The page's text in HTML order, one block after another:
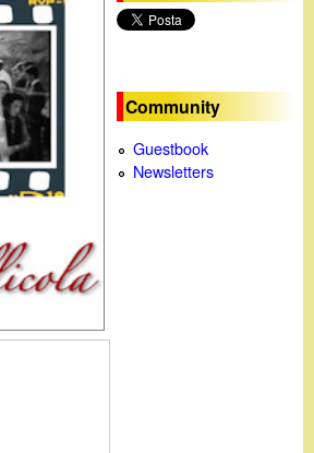
c
a
Community
Guestbook
Newsletters